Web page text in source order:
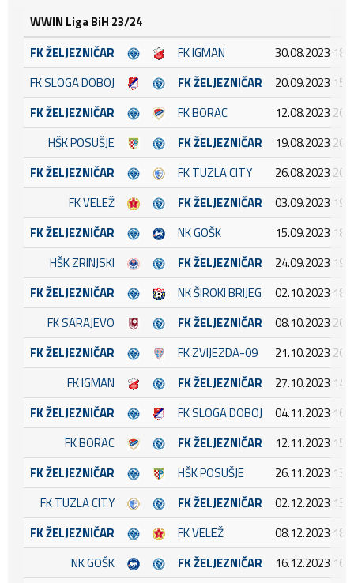
WWIN Liga BiH 23/24
FK ŽELJEZNIČAR
FK IGMAN
30.08.2023
FK SLOGA DOBOJ
FK ŽELJEZNIČAR
20.09.2023
FK ŽELJEZNIČAR
FK BORAC
12.08.2023
HŠK POSUŠJE
FK ŽELJEZNIČAR
19.08.2023
FK ŽELJEZNIČAR
FK TUZLA CITY
26.08.2023
FK VELEŽ
FK ŽELJEZNIČAR
03.09.2023
FK ŽELJEZNIČAR
NK GOŠK
15.09.2023
HŠK ZRINJSKI
FK ŽELJEZNIČAR
24.09.2023
FK ŽELJEZNIČAR
NK ŠIROKI BRIJEG
02.10.2023
FK SARAJEVO
FK ŽELJEZNIČAR
08.10.2023
FK ŽELJEZNIČAR
FK ZVIJEZDA-09
21.10.2023
FK IGMAN
FK ŽELJEZNIČAR
27.10.2023
FK ŽELJEZNIČAR
FK SLOGA DOBOJ
04.11.2023
FK BORAC
FK ŽELJEZNIČAR
12.11.2023
FK ŽELJEZNIČAR
HŠK POSUŠJE
26.11.2023
FK TUZLA CITY
FK ŽELJEZNIČAR
02.12.2023
FK ŽELJEZNIČAR
FK VELEŽ
08.12.2023
NK GOŠK
FK ŽELJEZNIČAR
16.12.2023